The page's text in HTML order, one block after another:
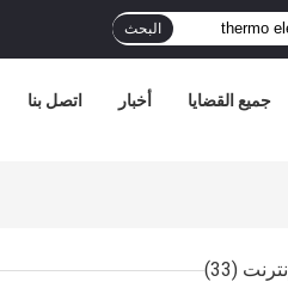
البحث
اتصل بنا أخبار جميع القضايا
(33)